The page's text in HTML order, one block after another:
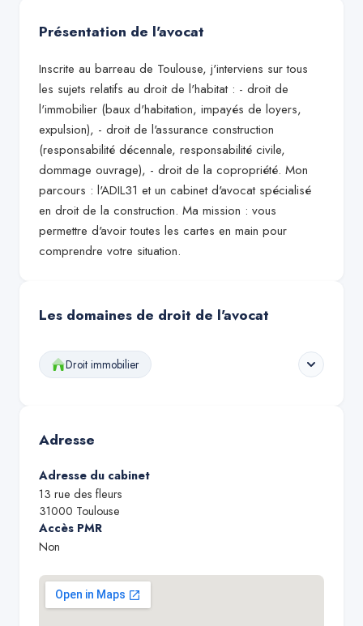
Présentation de l'avocat
Inscrite au barreau de Toulouse, j'interviens sur tous
les sujets relatifs au droit de l'habitat : - droit de
l'immobilier (baux d'habitation, impayés de loyers,
expulsion), - droit de l'assurance construction
(responsabilité décennale, responsabilité civile,
dommage ouvrage), - droit de la copropriété. Mon
parcours : l'ADIL31 et un cabinet d'avocat spécialisé
en droit de la construction. Ma mission : vous
permettre d'avoir toutes les cartes en main pour
comprendre votre situation.
Les domaines de droit de l'avocat
Droit immobilier
Adresse
Adresse du cabinet
13 rue des fleurs
31000 Toulouse
Accès PMR
Non